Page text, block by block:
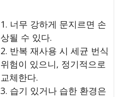
1. 너무 강하게 문지르면 손
상될 수 있다.
2. 반복 재사용 시 세균 번식
위험이 있으니, 정기적으로
교체한다.
3. 습기 있거나 습한 환경은